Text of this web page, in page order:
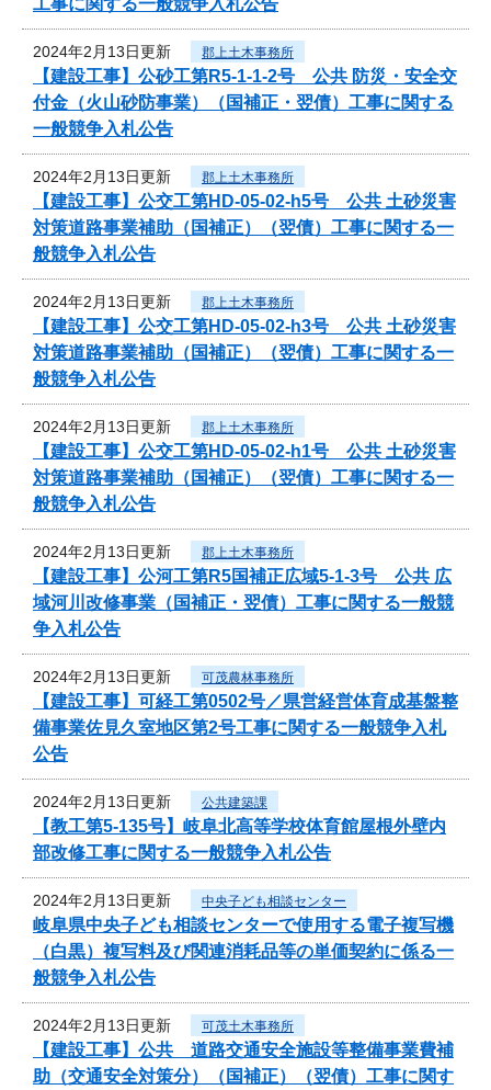
2024年2月13日更新 郡上土木事務所
【建設工事】公砂工第R5-1-1-2号 公共 防災・安全交
付金（火山砂防事業）（国補正・翌債）工事に関する
一般競争入札公告
2024年2月13日更新 郡上土木事務所
【建設工事】公交工第HD-05-02-h5号 公共 土砂災害
対策道路事業補助（国補正）（翌債）工事に関する一
般競争入札公告
2024年2月13日更新 郡上土木事務所
【建設工事】公交工第HD-05-02-h3号 公共 土砂災害
対策道路事業補助（国補正）（翌債）工事に関する一
般競争入札公告
2024年2月13日更新 郡上土木事務所
【建設工事】公交工第HD-05-02-h1号 公共 土砂災害
対策道路事業補助（国補正）（翌債）工事に関する一
般競争入札公告
2024年2月13日更新 郡上土木事務所
【建設工事】公河工第R5国補正広域5-1-3号 公共 広
域河川改修事業（国補正・翌債）工事に関する一般競
争入札公告
2024年2月13日更新 可茂農林事務所
【建設工事】可経工第0502号／県営経営体育成基盤整
備事業佐見久室地区第2号工事に関する一般競争入札
公告
2024年2月13日更新 公共建築課
【教工第5-135号】岐阜北高等学校体育館屋根外壁内
部改修工事に関する一般競争入札公告
2024年2月13日更新 中央子ども相談センター
岐阜県中央子ども相談センターで使用する電子複写機
（白黒）複写料及び関連消耗品等の単価契約に係る一
般競争入札公告
2024年2月13日更新 可茂土木事務所
【建設工事】公共 道路交通安全施設等整備事業費補
助（交通安全対策分）（国補正）（翌債）工事に関す